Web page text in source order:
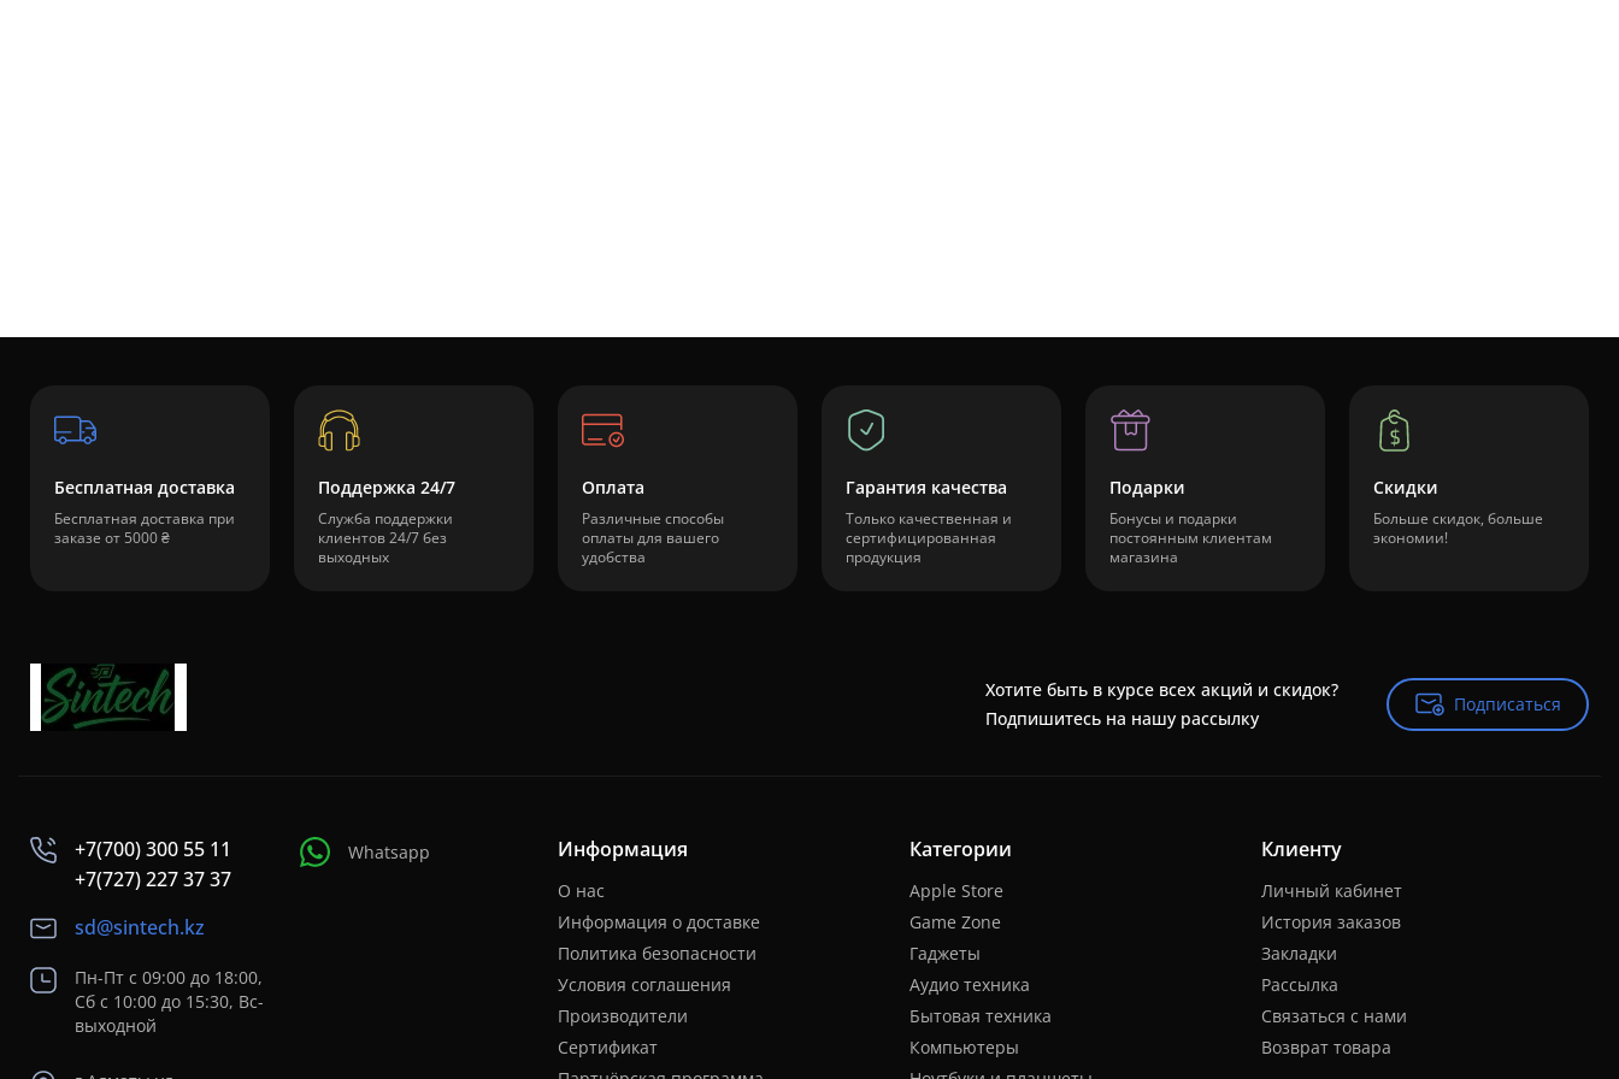
Бесплатная доставка
Бесплатная доставка при
заказе от 5000 ₴
Поддержка 24/7
Служба поддержки
клиентов 24/7 без
выходных
Оплата
Различные способы
оплаты для вашего
удобства
Гарантия качества
Только качественная и
сертифицированная
продукция
Подарки
Бонусы и подарки
постоянным клиентам
магазина
Скидки
Больше скидок, больше
экономии!
Хотите быть в курсе всех акций и скидок?
Подпишитесь на нашу рассылку
Подписаться
Подписаться
+7(700) 300 55 11
+7(727) 227 37 37
sd@sintech.kz
Пн-Пт с 09:00 до 18:00,
Сб с 10:00 до 15:30, Вс-
выходной
Whatsapp Информация
О нас
Информация о доставке
Политика безопасности
Условия соглашения
Производители
Сертификат
Категории
Apple Store
Game Zone
Гаджеты
Аудио техника
Бытовая техника
Компьютеры
Клиенту
Личный кабинет
История заказов
Закладки
Рассылка
Связаться с нами
Возврат товара